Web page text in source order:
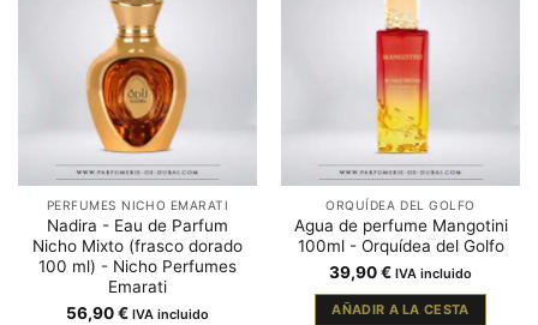
PERFUMES NICHO EMARATI
Nadira - Eau de Parfum
Nicho Mixto (frasco dorado
100 ml) - Nicho Perfumes
Emarati
56,90€ IVA incluido
ORQUÍDEA DEL GOLFO
Agua de perfume Mangotini
100ml - Orquídea del Golfo
39,90€ IVA incluido
AÑADIR A LA CESTA